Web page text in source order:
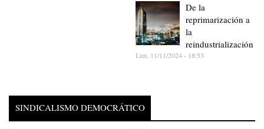
De la
reprimarización a
la
reindustrialización
Lun, 11/11/2024 - 18:53
SINDICALISMO DEMOCRÁTICO